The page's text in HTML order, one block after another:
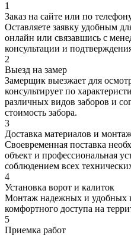
1
Заказ на сайте или по
Оставляете заявку удобным
онлайн или связавшись с
консультации и
2
Выезд на замер
Замерщик выезжает для
консультирует по
различных видов заборов и
стоимость забора.
3
Доставка материалов и
Своевременная поставка
объект и профессиональная
соблюдением всех
4
Установка ворот и калиток
Монтаж надежных и удобных
комфортного доступа на
5
Приемка работ